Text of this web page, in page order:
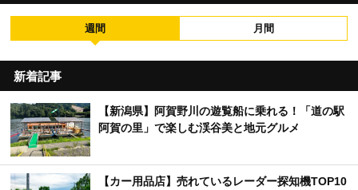
週間 月間
新着記事
【新潟県】阿賀野川の遊覧船に乗れる！「道の駅
阿賀の里」で楽しむ渓谷美と地元グルメ
【カー用品店】売れているレーダー探知機TOP10